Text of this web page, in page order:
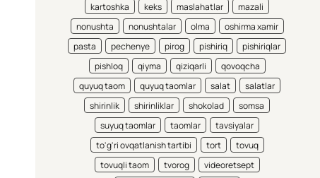
kartoshka
keks maslahatlar
mazali
nonushta
nonushtalar olma
oshirma xamir
pasta
pechenye pirog pishiriq
pishiriqlar
pishloq
qiyma qiziqarli
qovoqcha
quyuq taom
quyuq taomlar salat
salatlar
shirinlik
shirinliklar shokolad
somsa
suyuq taomlar
taomlar
tavsiyalar
to'g'ri ovqatlanish tartibi
tort
tovuq
tovuqli taom
tvorog
videoretsept